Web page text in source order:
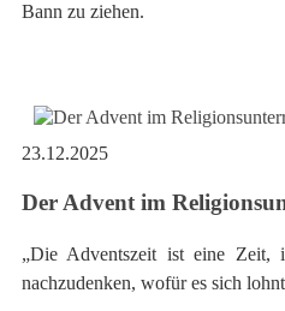
Bann zu ziehen.
23.12.2025
Der Advent im
„Die Adventszeit ist eine Zeit,
nachzudenken, wofür es sich